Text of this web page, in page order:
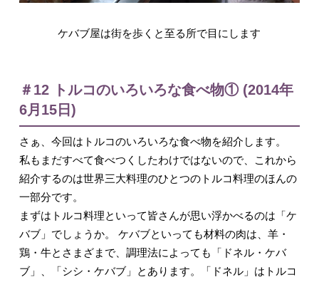
ケバブ屋は街を歩くと至る所で目にします
＃12 トルコのいろいろな食べ物① (2014年
6月15日)
さぁ、今回はトルコのいろいろな食べ物を紹介します。
私もまだすべて食べつくしたわけではないので、これから
紹介するのは世界三大料理のひとつのトルコ料理のほんの
一部分です。
まずはトルコ料理といって皆さんが思い浮かべるのは「ケ
バブ」でしょうか。 ケバブといっても材料の肉は、羊・
鶏・牛とさまざまで、調理法によっても「ドネル・ケバ
ブ」、「シシ・ケバブ」とあります。「ドネル」はトルコ